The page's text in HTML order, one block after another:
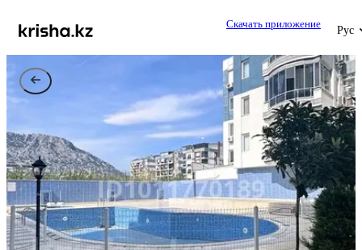
Скачать приложение
Рус